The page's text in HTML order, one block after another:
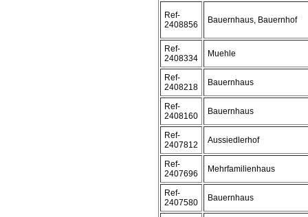
Ref-
2408856
Bauernhaus, Bauernhof
Ref-
2408334
Muehle
Ref-
2408218
Bauernhaus
Ref-
2408160
Bauernhaus
Ref-
2407812
Aussiedlerhof
Ref-
2407696
Mehrfamilienhaus
Ref-
2407580
Bauernhaus